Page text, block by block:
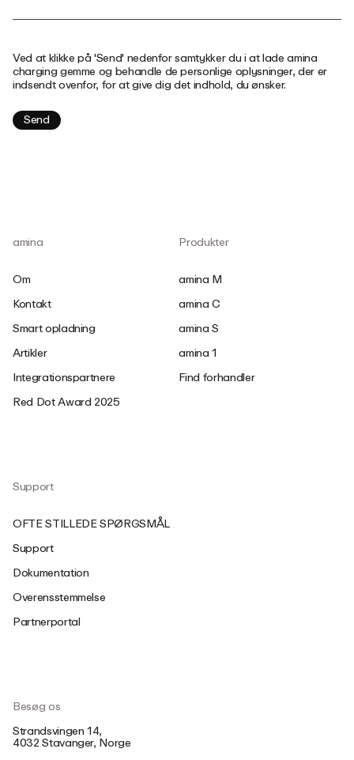
Ved at klikke på 'Send' nedenfor samtykker du i at lade amina
charging gemme og behandle de personlige oplysninger, der er
indsendt ovenfor, for at give dig det indhold, du ønsker.
amina
Om
Kontakt
Smart opladning
Artikler
Integrationspartnere
Red Dot Award 2025
Produkter
amina M
amina C
amina S
amina 1
Find forhandler
Support
OFTE STILLEDE SPØRGSMÅL
Support
Dokumentation
Overensstemmelse
Partnerportal
Besøg os
Strandsvingen 14,
4032 Stavanger, Norge